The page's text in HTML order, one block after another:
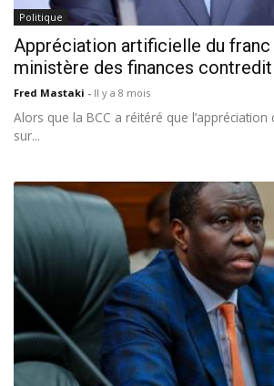
Politique
Appréciation artificielle du franc
ministère des finances contredit
Fred Mastaki - Il y a 8 mois
Alors que la BCC a réitéré que
sur...